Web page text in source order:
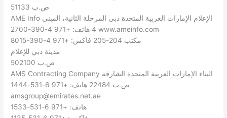
ص.ب 51133
AME Info الإعلام الإمارات العربية المتحدة دبي المرحلة الثانية، المبنى
4 هاتف: +971 4-390-2700 www.ameinfo.com
مكتب 204-205 فاكس: +971 4-390-8015
مدينة دبي للإعلام
ص.ب 502100
AMS Contracting Company البناء الإمارات العربية المتحدة الشارقة
ص.ب 22484 هاتف: +971 6-531-1444
amsgroup@emirates.net.ae
هاتف: +971 6-531-1533